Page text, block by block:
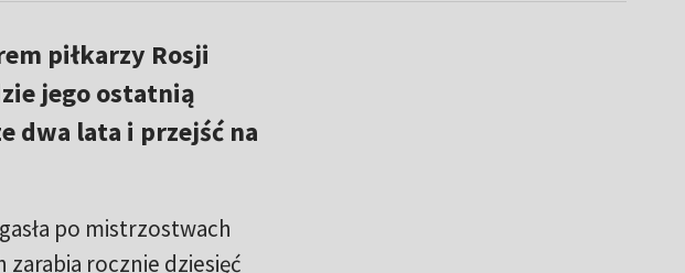
piłkarzy Rosji
jego ostatnią
dwa lata i przejść na
po mistrzostwach
zarabia rocznie dziesięć